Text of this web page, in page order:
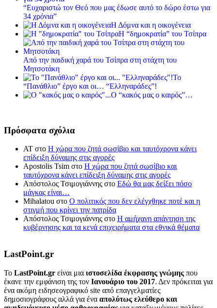
“Ευχαριστώ τον Θεό που μας έδωσε αυτό το δώρο έστω για
34 χρόνια”
Η Δόμνα και η οικογένεια
Η “δημοκρατία” του Τσίπρα
Από την παιδική χαρά του Τσίπρα στη στάχτη του
Μητσοτάκη
Το
“Πανάθλιο” έργο και οι… “Ελληναράδες”!
Ο “κακός μας ο καιρός”…
Πρόσφατα σχόλια
ΑΤ στο Η χώρα που ζητά σωσίβιο και ταυτόχρονα κάνει
επίδειξη δύναμης στις αγορές
Apostolis Tsim στο Η χώρα που ζητά σωσίβιο και
ταυτόχρονα κάνει επίδειξη δύναμης στις αγορές
Απόστολος Τσιμογιάννης στο Εδώ θα μας δείξει πόσο
μάγκας είναι…
Mihalatou στο Ο πολιτικός που δεν ελέγχθηκε ποτέ και η
στιγμή που κρίνει την πατρίδα
Απόστολος Τσιμογιάννης στο Η αμήχανη απάντηση της
κυβέρνησης και τα κενά επιχειρήματα στα εθνικά θέματα
LastPoint.gr
To LastPoint.gr είναι μια ιστοσελίδα έκφρασης γνώμης που
έκανε την εμφάνιση της τον Ιανουάριο του 2017. Δεν πρόκειται για
ένα ακόμη ειδησεογραφικό site από επαγγελματίες
δημοσιογράφους αλλά για ένα απολύτως ελεύθερο και